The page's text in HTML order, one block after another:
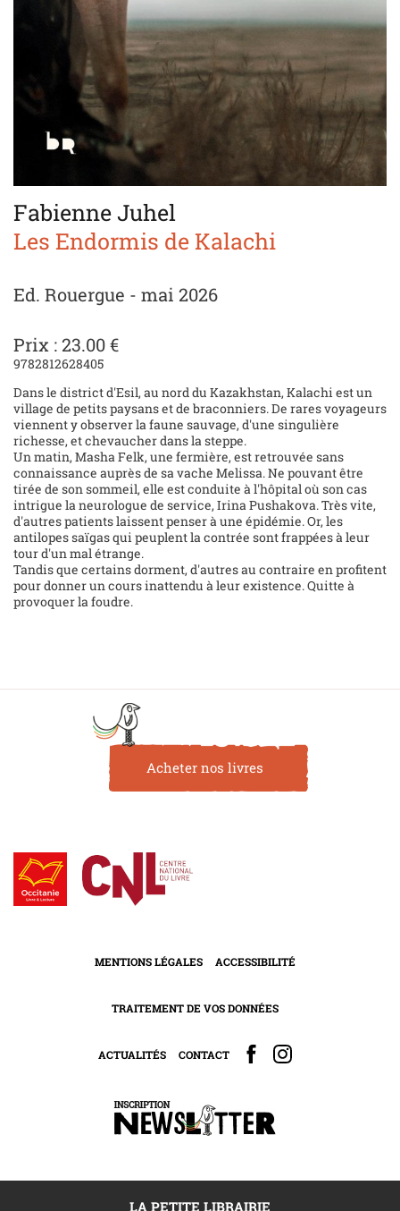
Fabienne Juhel
Les Endormis de Kalachi
Ed. Rouergue - mai 2026
Prix : 23.00 €
9782812628405
Dans le district d'Esil, au nord du Kazakhstan, Kalachi est un
village de petits paysans et de braconniers. De rares voyageurs
viennent y observer la faune sauvage, d'une singulière
richesse, et chevaucher dans la steppe.
Un matin, Masha Felk, une fermière, est retrouvée sans
connaissance auprès de sa vache Melissa. Ne pouvant être
tirée de son sommeil, elle est conduite à l'hôpital où son cas
intrigue la neurologue de service, Irina Pushakova. Très vite,
d'autres patients laissent penser à une épidémie. Or, les
antilopes saïgas qui peuplent la contrée sont frappées à leur
tour d'un mal étrange.
Tandis que certains dorment, d'autres au contraire en profitent
pour donner un cours inattendu à leur existence. Quitte à
provoquer la foudre.
Acheter nos livres
MENTIONS LÉGALES ACCESSIBILITÉ
TRAITEMENT DE VOS DONNÉES
ACTUALITÉS CONTACT
LA PETITE LIBRAIRIE